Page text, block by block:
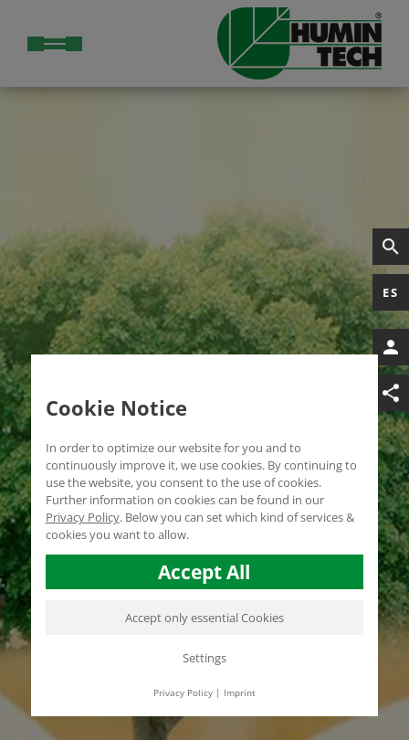
ES
Cookie Notice
In order to optimize our website for you and to
continuously improve it, we use cookies. By continuing to
use the website, you consent to the use of cookies.
Further information on cookies can be found in our
Privacy Policy. Below you can set which kind of services &
cookies you want to allow.
Accept All
Accept only essential Cookies
Settings
Privacy Policy| Imprint